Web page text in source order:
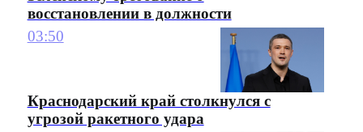
восстановлении в должности
03:50
Краснодарский край столкнулся с
угрозой ракетного удара